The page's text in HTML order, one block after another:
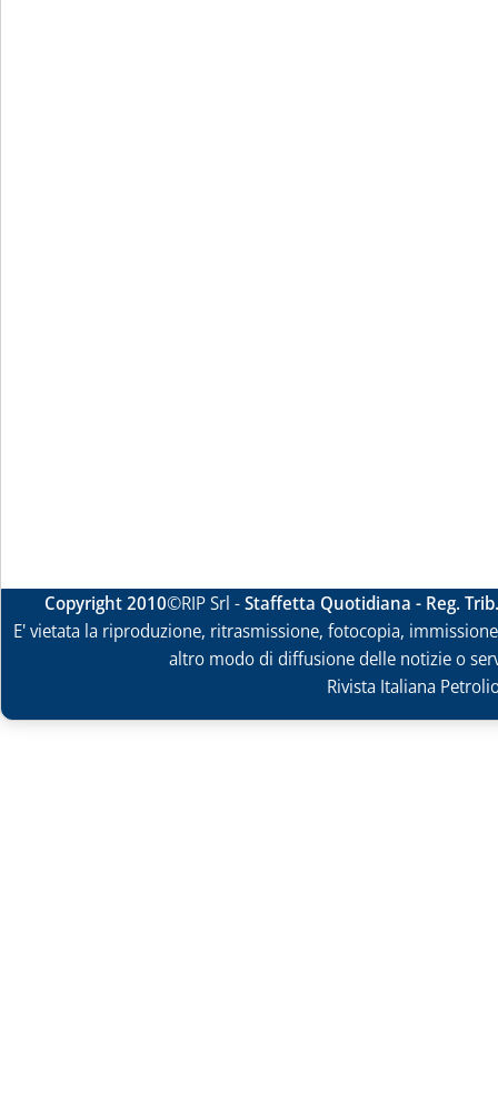
Copyright 2010©RIP Srl -Staffetta Quotidiana - Reg.
E' vietata la riproduzione, ritrasmissione, fotocopia,
altro modo di diffusione delle notizie o
Rivista Italiana